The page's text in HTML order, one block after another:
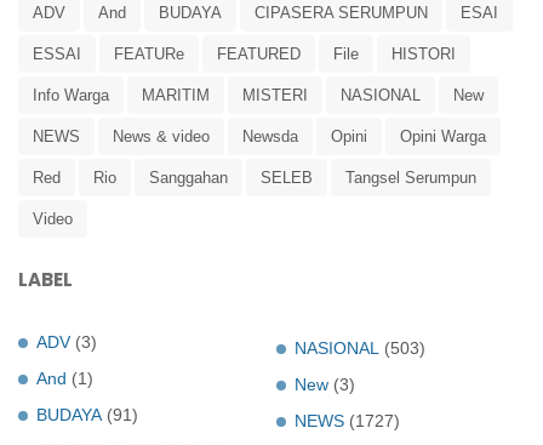
ADV And BUDAYA CIPASERA SERUMPUN ESAI
ESSAI FEATURe FEATURED File HISTORI
Info Warga MARITIM MISTERI NASIONAL New
NEWS News & video Newsda Opini Opini Warga
Red Rio Sanggahan SELEB Tangsel Serumpun
Video
LABEL
ADV (3)
And (1)
BUDAYA (91)
NASIONAL (503)
New (3)
NEWS (1727)